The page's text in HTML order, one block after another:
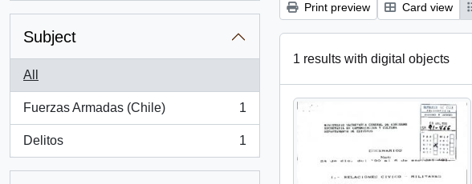
Subject
All
Fuerzas Armadas (Chile)
, 1 results
1
Delitos
, 1 results
1
Print preview Card view
1 results with digital objects